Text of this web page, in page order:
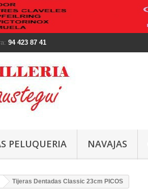
94 423 87 41
PELUQUERIA NAVAJAS
Tijeras Dentadas Classic 23cm PICOS